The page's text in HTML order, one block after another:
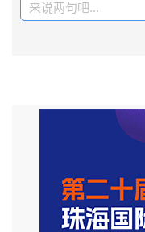
来说两句吧...